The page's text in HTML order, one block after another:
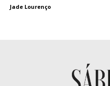
Jade Lourenço